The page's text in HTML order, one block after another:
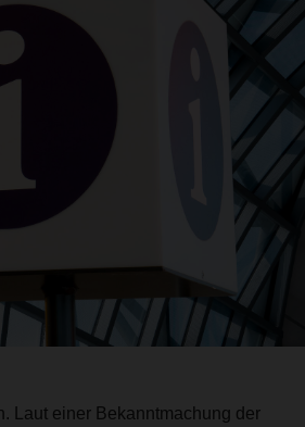
Laut einer Bekanntmachung der